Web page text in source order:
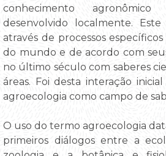
conhecimento agronômico
desenvolvido localmente.
através de processos
do mundo e de acordo com
no último século com saberes
áreas. Foi desta interação
agroecologia como campo de
O uso do termo agroecologia
primeiros diálogos entre a